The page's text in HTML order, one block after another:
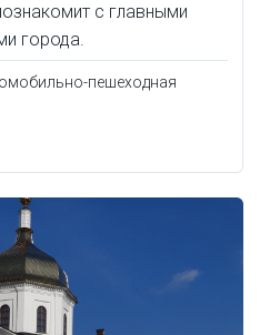
с главными
города.
пешеходная